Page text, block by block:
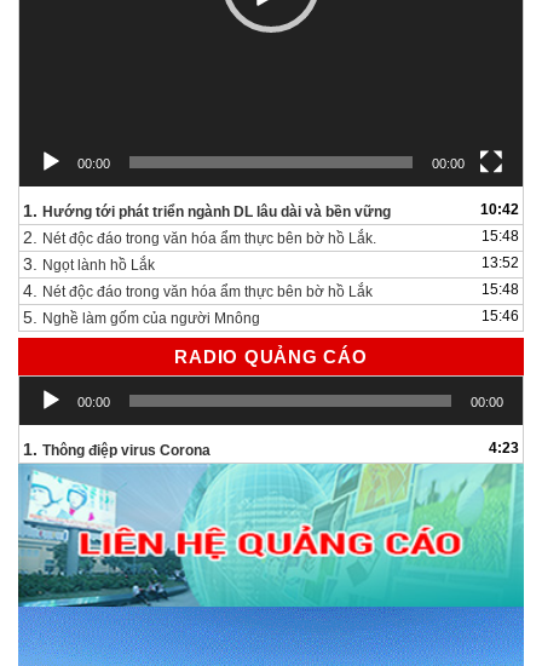
00:00 00:00
1. Hướng tới phát triển ngành DL lâu dài và bền vững 10:42
2. Nét độc đáo trong văn hóa ẩm thực bên bờ hồ Lắk. 15:48
3. Ngọt lành hồ Lắk 13:52
4. Nét độc đáo trong văn hóa ẩm thực bên bờ hồ Lắk 15:48
5. Nghề làm gốm của người Mnông 15:46
RADIO QUẢNG CÁO
Trình
chơi
Audio
00:00 00:00
1. Thông điệp virus Corona 4:23